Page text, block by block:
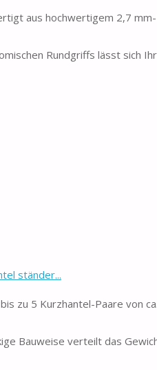
aus hochwertigem 2,7
Rundgriffs lässt sich
ständer...
zu 5 Kurzhantel-Paare von
Bauweise verteilt das